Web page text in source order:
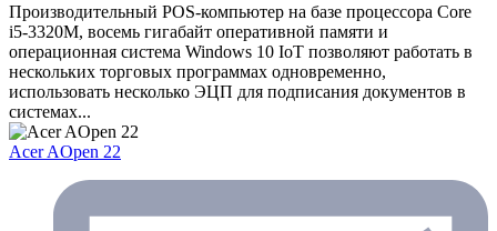
Производительный POS-компьютер на базе процессора Core
i5-3320M, восемь гигабайт оперативной памяти и
операционная система Windows 10 IoT позволяют работать в
нескольких торговых программах одновременно,
использовать несколько ЭЦП для подписания документов в
системах...
Acer AOpen 22